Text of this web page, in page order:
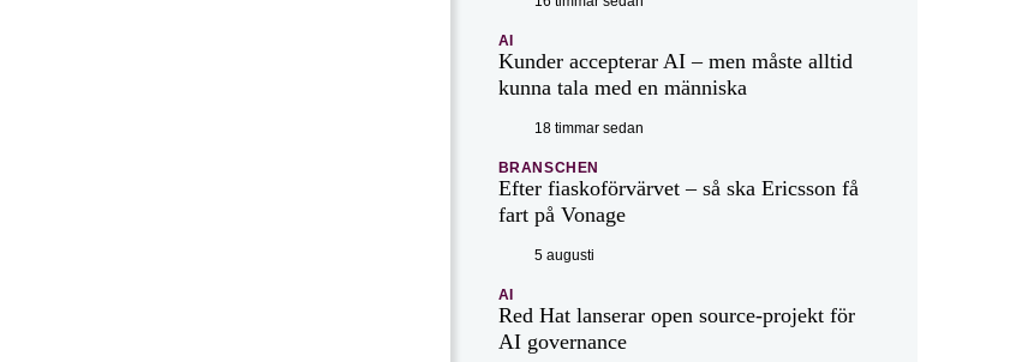
AI
Kunder accepterar AI – men måste alltid
kunna tala med en människa
18 timmar sedan
BRANSCHEN
Efter fiaskoförvärvet – så ska Ericsson få
fart på Vonage
5 augusti
AI
Red Hat lanserar open source-projekt för
AI governance